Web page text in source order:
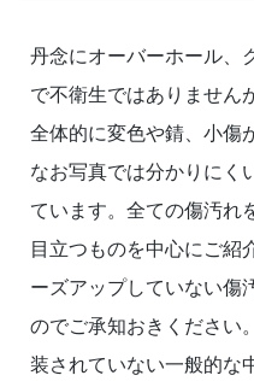
丹念にオーバーホール、
で不衛生ではありません
全体的に変色や錆、小傷
なお写真では分かりにく
ています。全ての傷汚れ
目立つものを中心にご紹
ーズアップしていない傷
のでご承知おきください
装されていない一般的な